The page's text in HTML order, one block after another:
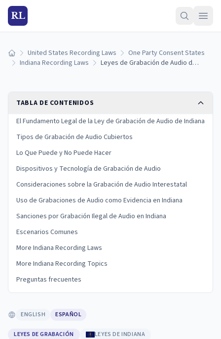
RL
Inicio United States Recording Laws
One Party Consent States
Indiana Recording Laws
Leyes de Grabación de Audio de Indiana: Reglas de Consentimiento de Una Sola Parte y Sanciones
TABLA DE CONTENIDOS
El Fundamento Legal de la Ley de Grabación de Audio de Indiana
Tipos de Grabación de Audio Cubiertos
Lo Que Puede y No Puede Hacer
Dispositivos y Tecnología de Grabación de Audio
Consideraciones sobre la Grabación de Audio Interestatal
Uso de Grabaciones de Audio como Evidencia en Indiana
Sanciones por Grabación Ilegal de Audio en Indiana
Escenarios Comunes
More Indiana Recording Laws
More Indiana Recording Topics
Preguntas frecuentes
ENGLISH ESPAÑOL
LEYES DE GRABACIÓN LEYES DE INDIANA